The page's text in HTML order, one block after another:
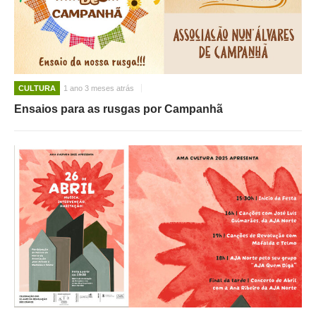
CULTURA 1 ano 3 meses atrás
Ensaios para as rusgas por Campanhã